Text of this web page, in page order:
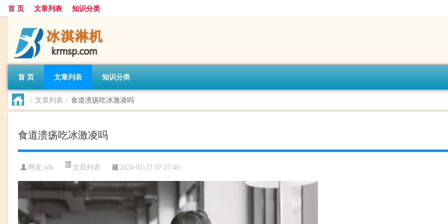
首 页 文章列表 知识分类
首 页 文章列表 知识分类
> 文章列表 > 食道溃疡吃冰激凌吗
食道溃疡吃冰激凌吗
网友:sdk 文章列表 2024-02-22 07:27:40